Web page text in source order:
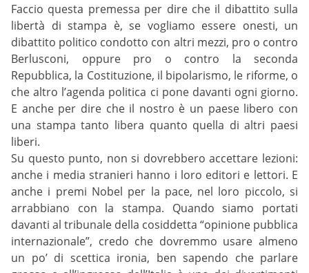
Faccio questa premessa per dire che il dibattito sulla
libertà di stampa è, se vogliamo essere onesti, un
dibattito politico condotto con altri mezzi, pro o contro
Berlusconi, oppure pro o contro la seconda
Repubblica, la Costituzione, il bipolarismo, le riforme, o
che altro l’agenda politica ci pone davanti ogni giorno.
E anche per dire che il nostro è un paese libero con
una stampa tanto libera quanto quella di altri paesi
liberi.
Su questo punto, non si dovrebbero accettare lezioni:
anche i media stranieri hanno i loro editori e lettori. E
anche i premi Nobel per la pace, nel loro piccolo, si
arrabbiano con la stampa. Quando siamo portati
davanti al tribunale della cosiddetta “opinione pubblica
internazionale”, credo che dovremmo usare almeno
un po’ di scettica ironia, ben sapendo che parlare